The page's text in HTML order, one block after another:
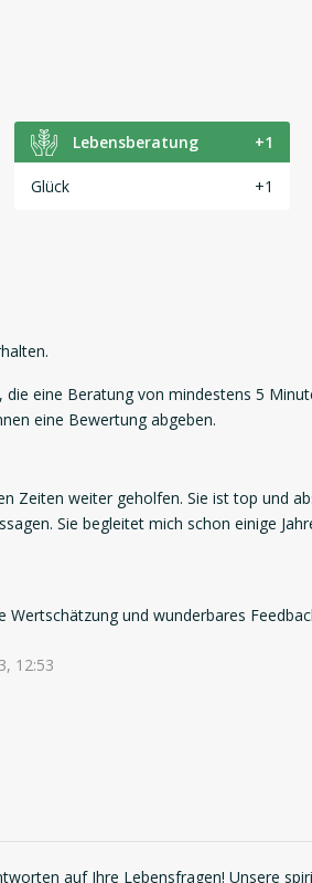
Lebensberatung +1
Glück +1
eine Beratung von mindestens 5
eine Bewertung abgeben.
Zeiten weiter geholfen. Sie ist top und
Sie begleitet mich schon einige
Wertschätzung und wunderbares
12:53
auf Ihre Lebensfragen! Unsere